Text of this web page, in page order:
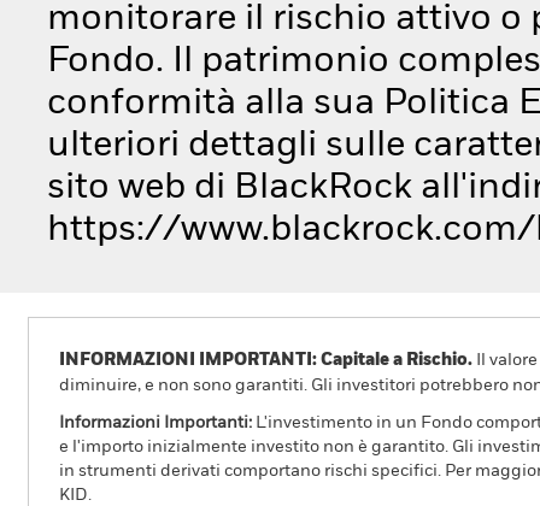
monitorare il rischio attivo o
Fondo. Il patrimonio
conformità alla sua Politica
ulteriori dettagli sulle
sito web di BlackRock
https://www.blackrock.com/
INFORMAZIONI IMPORTANTI: Capitale a Rischio. Il
diminuire, e non sono garantiti. Gli investitori potrebbero
Informazioni Importanti: L'investimento in un Fondo
e l'importo inizialmente investito non è garantito. Gli
in strumenti derivati comportano rischi specifici. Per
KID.